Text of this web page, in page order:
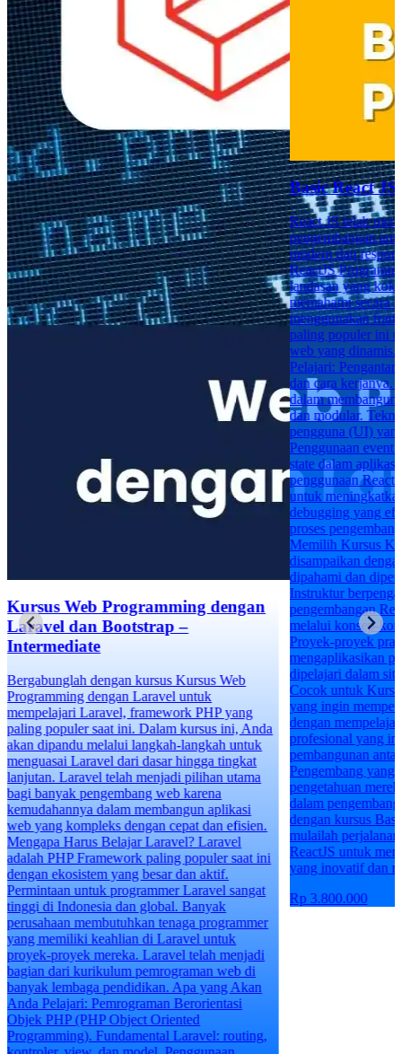
Kursus Web Programming dengan
Laravel dan Bootstrap –
Intermediate
Bergabunglah dengan kursus Kursus Web
Programming dengan Laravel untuk
mempelajari Laravel, framework PHP yang
paling populer saat ini. Dalam kursus ini, Anda
akan dipandu melalui langkah-langkah untuk
menguasai Laravel dari dasar hingga tingkat
lanjutan. Laravel telah menjadi pilihan utama
bagi banyak pengembang web karena
kemudahannya dalam membangun aplikasi
web yang kompleks dengan cepat dan efisien.
Mengapa Harus Belajar Laravel? Laravel
adalah PHP Framework paling populer saat ini
dengan ekosistem yang besar dan aktif.
Permintaan untuk programmer Laravel sangat
tinggi di Indonesia dan global. Banyak
perusahaan membutuhkan tenaga programmer
yang memiliki keahlian di Laravel untuk
proyek-proyek mereka. Laravel telah menjadi
bagian dari kurikulum pemrograman web di
banyak lembaga pendidikan. Apa yang Akan
Anda Pelajari: Pemrograman Berorientasi
Objek PHP (PHP Object Oriented
Programming). Fundamental Laravel: routing,
Basic React
React JS telah
pengembangan
modern dan
ReactJS
landasan yang
memahami secara
menggunakan
paling populer ini
web yang dinamis.
Pelajari: Pengantar
dan cara kerjanya.
dalam
dan modular.
pengguna (UI)
Penggunaan event
state dalam
penggunaan React
untuk
debugging yang
proses
Memilih Kursus
disampaikan
dipahami dan
Instruktur
pengembangan
melalui konsep-
Proyek-proyek
mengaplikasikan
dipelajari dalam
Cocok untuk
yang ingin
dengan
profesional yang
pembangunan
Pengembang yang
pengetahuan
dalam
dengan kursus
mulailah
ReactJS untuk
yang inovatif dan
Rp 3.800.000